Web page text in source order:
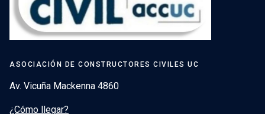
ASOCIACIÓN DE CONSTRUCTORES CIVILES UC
Av. Vicuña Mackenna 4860
¿Cómo llegar?